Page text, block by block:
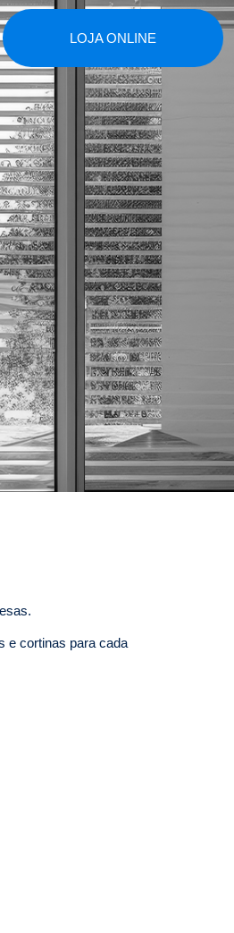
LOJA ONLINE
e cortinas para cada